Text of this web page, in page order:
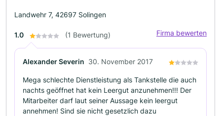
Landwehr 7, 42697 Solingen
1.0 (1 Bewertung) Firma bewerten
Alexander Severin 30. November 2017
Mega schlechte Dienstleistung als Tankstelle die auch
nachts geöffnet hat kein Leergut anzunehmen!!! Der
Mitarbeiter darf laut seiner Aussage kein leergut
annehmen! Sind sie nicht gesetzlich dazu